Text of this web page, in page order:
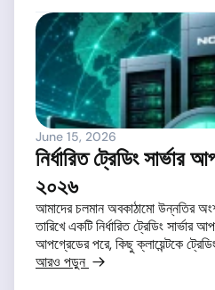
June 15, 2026
নির্ধারিত ট্রেডিং
২০২৬
আমাদের চলমান অবকাঠামো উন্নতির
তারিখে একটি নির্ধারিত ট্রেডিং সার্ভার
আপগ্রেডের পরে, কিছু ক্লায়েন্টকে
আরও পড়ুন